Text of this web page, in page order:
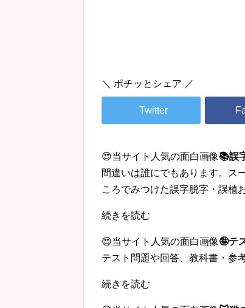
＼ ポチッとシェア ／
😍当サイト人気の面白画像📚誤
間違いは誰にでもあります。ス
ころでみつけた誤字脱字・誤植
続きを読む
😍当サイト人気の面白画像🤪テ
テスト問題や回答、教科書・参
続きを読む